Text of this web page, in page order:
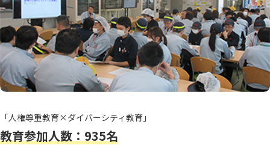
「人権尊重教育×ダイバーシティ教育」
教育参加人数：935名